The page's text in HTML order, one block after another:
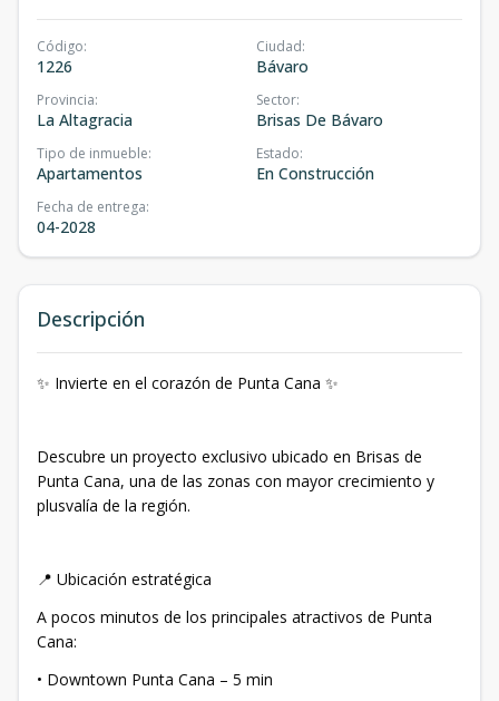
Código:
1226
Ciudad:
Bávaro
Provincia:
La Altagracia
Sector:
Brisas De Bávaro
Tipo de inmueble:
Apartamentos
Estado:
En Construcción
Fecha de entrega:
04-2028
Descripción
✨ Invierte en el corazón de Punta Cana ✨
Descubre un proyecto exclusivo ubicado en Brisas de
Punta Cana, una de las zonas con mayor crecimiento y
plusvalía de la región.
📍 Ubicación estratégica
A pocos minutos de los principales atractivos de Punta
Cana:
• Downtown Punta Cana – 5 min